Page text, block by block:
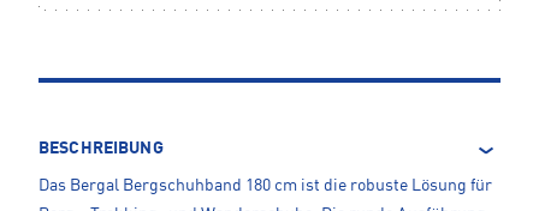
BESCHREIBUNG
Das Bergal Bergschuhband 180 cm ist die robuste Lösung für